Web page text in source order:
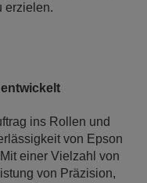
erzielen.
ins Rollen und
von Epson
einer Vielzahl von
von Präzision,